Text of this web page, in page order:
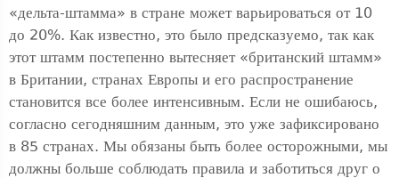
«дельта-штамма» в стране может варьироваться от 10
до 20%. Как известно, это было предсказуемо, так как
этот штамм постепенно вытесняет «британский штамм»
в Британии, странах Европы и его распространение
становится все более интенсивным. Если не ошибаюсь,
согласно сегодняшним данным, это уже зафиксировано
в 85 странах. Мы обязаны быть более осторожными, мы
должны больше соблюдать правила и заботиться друг о